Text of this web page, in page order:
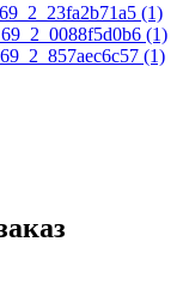
(1)
(1)
(1)